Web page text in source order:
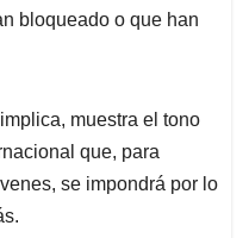
bloqueado o que han
muestra el tono
que, para
se impondrá por lo